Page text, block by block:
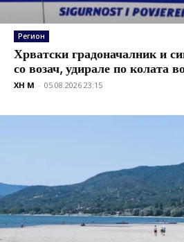
Регион
Хрватски градоначалник и
со возач, удирале по колата
XH M - 05.08.2026 23:15